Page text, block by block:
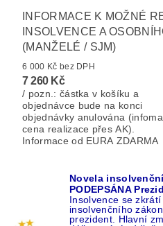
INFORMACE K MOŽNÉ
INSOLVENCE A
(MANŽELÉ / SJM)
6 000 Kč bez DPH
7 260 Kč
/ pozn.: částka v košíku a
objednávce bude na konci
objednávky anulována
cena realizace přes AK).
Informace od EURA ZDARMA
Novela
PODEPSÁNA
Insolvence se
insolvenčního
prezident. Hlavní